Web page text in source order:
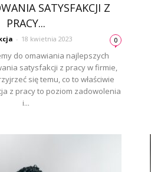
SATYSFAKCJI Z
PRACY...
- 18 kwietnia 2023 0
do omawiania najlepszych
satysfakcji z pracy w firmie,
się temu, co to właściwie
z pracy to poziom zadowolenia
i...